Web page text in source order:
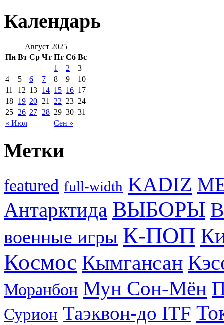
Календарь
Август 2025
Пн Вт Ср Чт Пт Сб Вс
« Июл Сен »
1 2
3
4
5 6 7 8 9
10
11
12 13 14 15 16 17
18 19 20 21 22 23 24
25 26 27 28 29 30 31
Метки
featured full-width KADIZ
Антарктида ВЫБОРЫ
военные игры К-ПОП
Космос Кымгансан
Моранбон Мун Сон-Мён
Сурион Таэквон-до ITF